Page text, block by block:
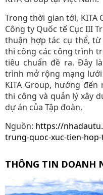
Trong thời gian tới, KITA
Công ty Quốc tế Cục III
thuận hợp tác cụ thể,
thi công các công trình
tiêu chuẩn đề ra. Đây
trình mở rộng mạng
KITA Group, hướng
thi công và quản lý xây
dự án của Tập đoàn.
Nguồn: https://
trung-quoc-xuc-tien-
THÔNG TIN DOANH